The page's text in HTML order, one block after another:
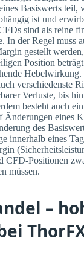
Basiswerts teil,
ist und
sind als reine
In der Regel muss
gestellt
Position
verschiedenste
Verluste, bis
besteht auch
Änderungen eines
des
innerhalb eines
CFD-Positionen
müssen.
–